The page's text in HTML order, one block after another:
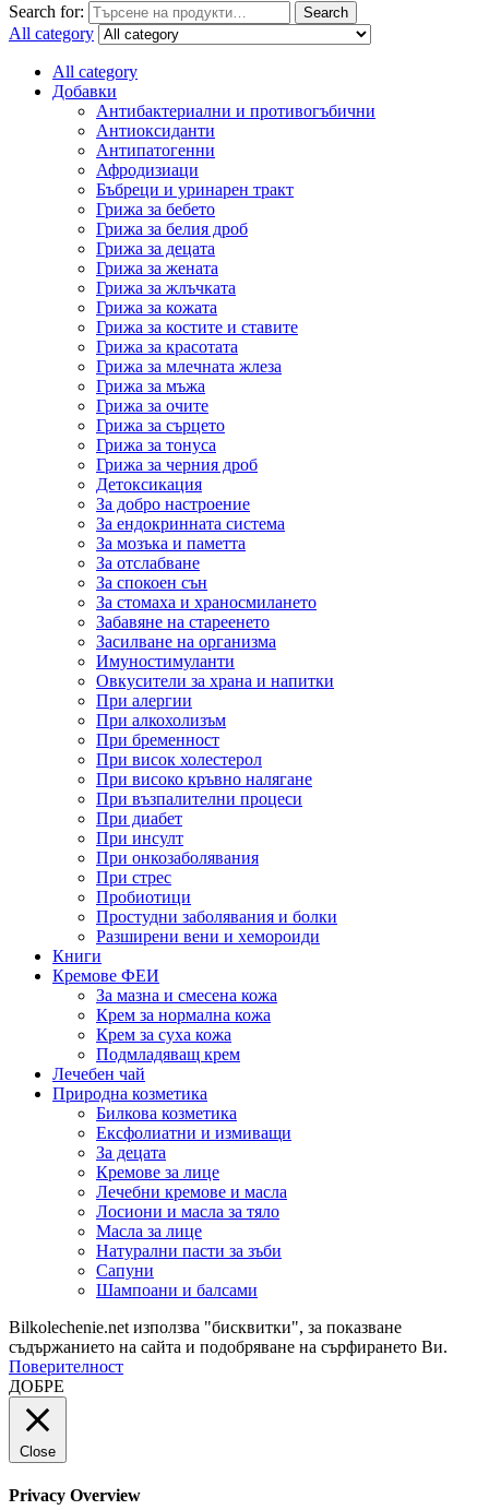
Search for: Search
All category
All category
Добавки
Антибактериални и противогъбични
Антиоксиданти
Антипатогенни
Афродизиаци
Бъбреци и уринарен тракт
Грижа за бебето
Грижа за белия дроб
Грижа за децата
Грижа за жената
Грижа за жлъчката
Грижа за кожата
Грижа за костите и ставите
Грижа за красотата
Грижа за млечната жлеза
Грижа за мъжа
Грижа за очите
Грижа за сърцето
Грижа за тонуса
Грижа за черния дроб
Детоксикация
За добро настроение
За ендокринната система
За мозъка и паметта
За отслабване
За спокоен сън
За стомаха и храносмилането
Забавяне на стареенето
Засилване на организма
Имуностимуланти
Овкусители за храна и напитки
При алергии
При алкохолизъм
При бременност
При висок холестерол
При високо кръвно налягане
При възпалителни процеси
При диабет
При инсулт
При онкозаболявания
При стрес
Пробиотици
Простудни заболявания и болки
Разширени вени и хемороиди
Книги
Кремове ФЕИ
За мазна и смесена кожа
Крем за нормална кожа
Крем за суха кожа
Подмладяващ крем
Лечебен чай
Природна козметика
Билкова козметика
Ексфолиатни и измиващи
За децата
Кремове за лице
Лечебни кремове и масла
Лосиони и масла за тяло
Масла за лице
Натурални пасти за зъби
Сапуни
Шампоани и балсами
Bilkolechenie.net използва "бисквитки", за показване
съдържанието на сайта и подобряване на сърфирането Ви.
Поверителност
ДОБРЕ
Close
Privacy Overview